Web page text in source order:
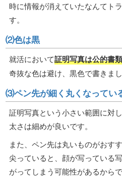
時に情報が消えていたなんてト
す。
⑵色は黒
就活において証明写真は公的書類
奇抜な色は避け、黒色で書きまし
⑶ペン先が細く丸くなってい
証明写真という小さい範囲に対
太さは細めが良いです。
また、ペン先は丸いものがおす
尖っていると、顔が写っている
がってしまう可能性があるからで